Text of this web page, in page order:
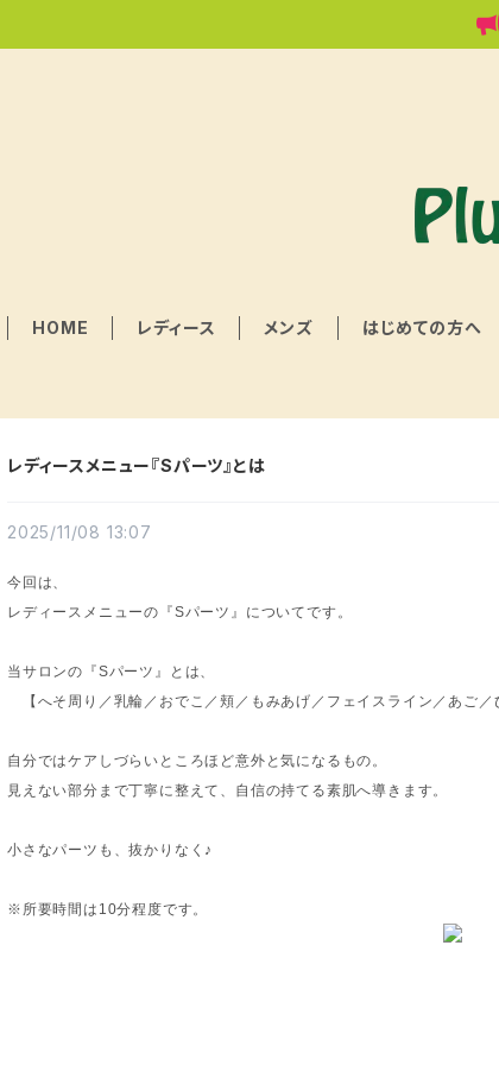
HOME レディース メンズ はじめての方へ
レディースメニュー『Sパーツ』とは
2025/11/08 13:07
今回は、
レディースメニューの『Sパーツ』についてです。
当サロンの『Sパーツ』とは、
【へそ周り／乳輪／おでこ／頬／もみあげ／フェイスライン／あご
自分ではケアしづらいところほど意外と気になるもの。
見えない部分まで丁寧に整えて、自信の持てる素肌へ導きます。
小さなパーツも、抜かりなく♪
※所要時間は10分程度です。